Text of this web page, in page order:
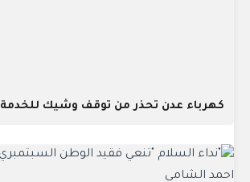
كهرباء عدن تحذر من توقف وشيك للخدمة